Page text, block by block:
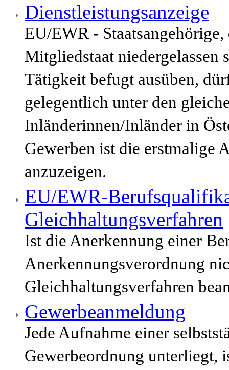
Dienstleistungsanzeige
EU/EWR -
Mitgliedstaat
Tätigkeit befugt ausüben,
gelegentlich unter den
Inländerinnen/Inländer in
Gewerben ist die erstmalige
anzuzeigen.
EU/EWR-
Gleichhaltungsverfahren
Ist die Anerkennung einer
Anerkennungsverordnung
Gleichhaltungsverfahren
Gewerbeanmeldung
Jede Aufnahme einer
Gewerbeordnung unterliegt,